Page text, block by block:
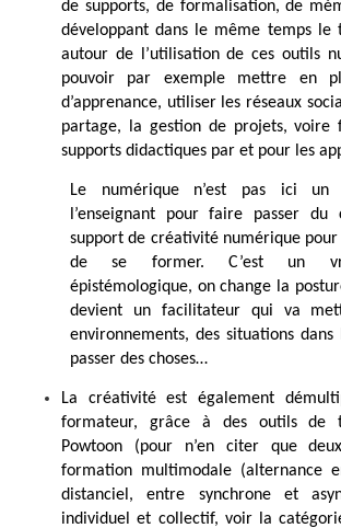
de supports, de formalisation, de
développant dans le même temps le
autour de l’utilisation de ces outils
pouvoir par exemple mettre en
d’apprenance, utiliser les réseaux
partage, la gestion de projets, voire
supports didactiques par et pour les
Le numérique n’est pas ici
l’enseignant pour faire passer du
support de créativité numérique
de se former. C’est un
épistémologique, on change la
devient un facilitateur qui va
environnements, des situations
passer des choses…
La créativité est également
formateur, grâce à des outils de
Powtoon (pour n’en citer que
formation multimodale (alternance
distanciel, entre synchrone et
individuel et collectif, voir la